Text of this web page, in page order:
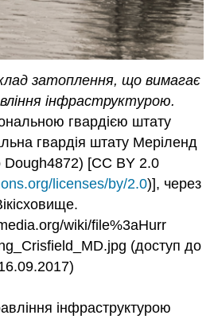
затоплення, що вимагає
інфраструктурою.
гвардією штату
гвардія штату Меріленд
[CC BY 2.0
licenses/by/2.0)], через
wiki/file%3aHurr
(доступ до
інфраструктурою